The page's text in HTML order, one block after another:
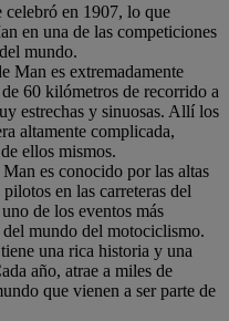
celebró en 1907, lo que
en una de las competiciones
mundo.
Man es extremadamente
60 kilómetros de recorrido a
estrechas y sinuosas. Allí los
altamente complicada,
ellos mismos.
es conocido por las altas
en las carreteras del
de los eventos más
del mundo del motociclismo.
una rica historia y una
año, atrae a miles de
que vienen a ser parte de